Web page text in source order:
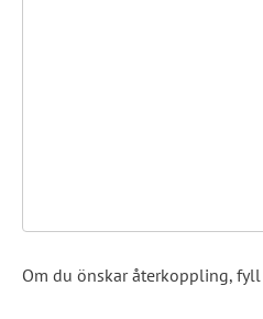
Om du önskar återkoppling,